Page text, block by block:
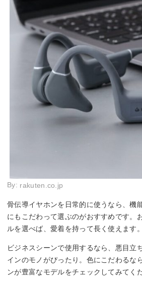
By: rakuten.co.jp
骨伝導イヤホンを日常的に使うなら、機
にもこだわって選ぶのがおすすめです。
ルを選べば、愛着を持って長く使えます。
ビジネスシーンで使用するなら、悪目立
インのモノがぴったり。色にこだわるな
ンが豊富なモデルをチェックしてみてく